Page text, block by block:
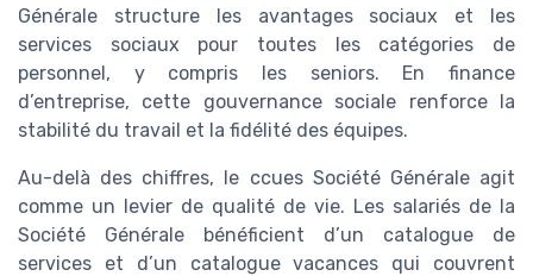
Générale structure les avantages sociaux et les
services sociaux pour toutes les catégories de
personnel, y compris les seniors. En finance
d’entreprise, cette gouvernance sociale renforce la
stabilité du travail et la fidélité des équipes.
Au-delà des chiffres, le ccues Société Générale agit
comme un levier de qualité de vie. Les salariés de la
Société Générale bénéficient d’un catalogue de
services et d’un catalogue vacances qui couvrent